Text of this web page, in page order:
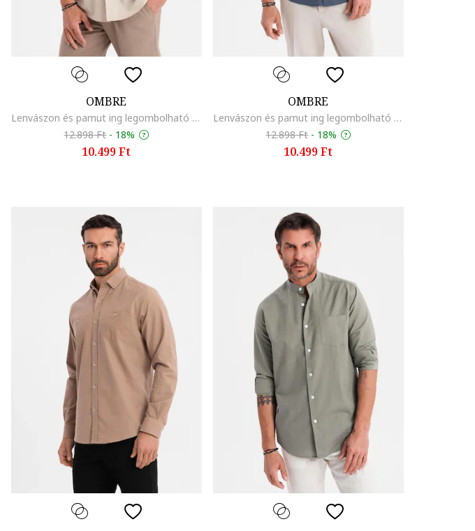
OMBRE
Lenvászon és pamut ing legombolható gallérral, Bézs
12.898 Ft - 18%
10.499 Ft
OMBRE
Lenvászon és pamut ing legombolható gallérral, Sötétkék
12.898 Ft - 18%
10.499 Ft